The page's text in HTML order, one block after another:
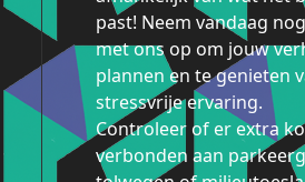
past! Neem vandaag
met ons op om jouw
plannen en te genieten
stressvrije ervaring.
Controleer of er extra
verbonden aan